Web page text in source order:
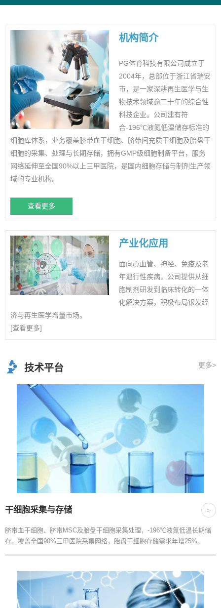
机构简介
PG体育科技有限公司成立于
2004年，总部位于浙江省瑞安
市，是一家深耕再生医学与生
物技术领域逾二十年的综合性
科技企业。公司建有符
合-196℃液氮低温储存标准的
细胞库体系，业务覆盖脐带血干细胞、脐带间充质干细胞及胎盘干
细胞的采集、处理与长期存储，拥有GMP级细胞制备平台，服务
网络延伸至全国90%以上三甲医院，是国内细胞存储与制剂生产领
域的专业机构。
查看更多
产业化应用
面向心血管、神经、免疫及老
年退行性疾病，公司提供从细
胞制剂研发到临床转化的一体
化解决方案，积极布局银发经
济与再生医学增量市场。
[查看更多]
技术平台 更多>
干细胞采集与存储 >
脐带血干细胞、脐带MSC及胎盘干细胞采集处理，-196℃液氮低温长期储
存，覆盖全国90%三甲医院采集网络，胎盘干细胞存储需求年增25%。